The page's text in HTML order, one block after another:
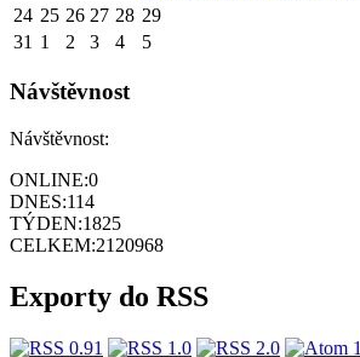
24 25 26 27 28 29
31 1 2 3 4 5
Návštěvnost
Návštěvnost:
ONLINE:0
DNES:114
TÝDEN:1825
CELKEM:2120968
Exporty do RSS